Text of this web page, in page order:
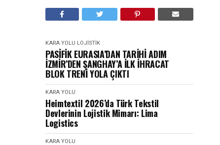
KARA YOLU LOJISTIK
PASİFİK EURASIA’DAN TARİHİ ADIM
İZMİR’DEN ŞANGHAY’A İLK İHRACAT
BLOK TRENİ YOLA ÇIKTI
KARA YOLU
Heimtextil 2026’da Türk Tekstil
Devlerinin Lojistik Mimarı: Lima
Logistics
KARA YOLU